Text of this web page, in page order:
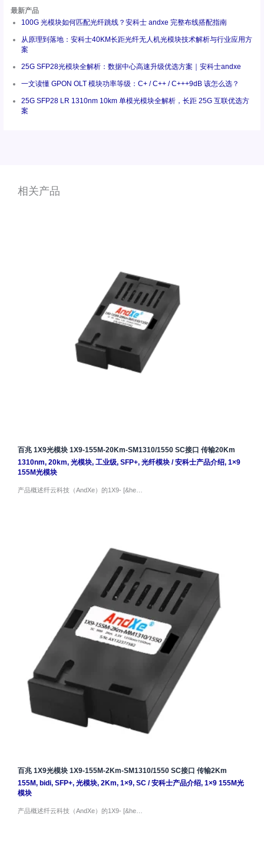
最新产品
100G 光模块如何匹配光纤跳线？安科士 andxe 完整布线搭配指南
从原理到落地：安科士40KM长距光纤无人机光模块技术解析与行业应用方
案
25G SFP28光模块全解析：数据中心高速升级优选方案｜安科士andxe
一文读懂 GPON OLT 模块功率等级：C+ / C++ / C+++9dB 该怎么选？
25G SFP28 LR 1310nm 10km 单模光模块全解析，长距 25G 互联优选方
案
相关产品
百兆 1X9光模块 1X9-155M-20Km-SM1310/1550 SC接口 传输20Km
1310nm, 20km, 光模块, 工业级, SFP+, 光纤模块/安科士产品介绍, 1×9
155M光模块
产品概述纤云科技（AndXe）的1X9- [&he…
百兆 1X9光模块 1X9-155M-2Km-SM1310/1550 SC接口 传输2Km
155M, bidi, SFP+, 光模块, 2Km, 1×9, SC/安科士产品介绍, 1×9 155M光
模块
产品概述纤云科技（AndXe）的1X9- [&he…